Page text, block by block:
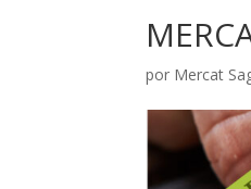
por Mercat